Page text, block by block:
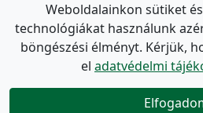
For the English Newsletter, click
Weboldalainkon sütiket
technológiákat használunk
böngészési élményt. Kérjük,
el adatvédelmi